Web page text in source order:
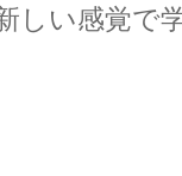
しい感覚で